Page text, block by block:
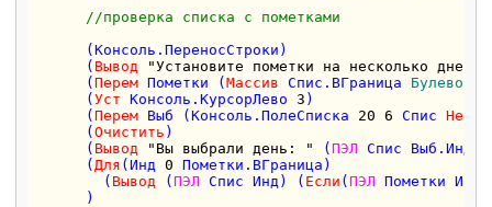
//проверка списка с пометками
      (Консоль.ПереносСтроки)
      (
Вывод
"Установите пометки на несколько дней
      (
Перем Пометки (Массив Спис.ВГраница Булево
      (
Уст Консоль.КурсорЛево 3 )
      (
Перем Выб (Консоль.ПолеСписка 20 6 Спис
      (
Очистить )
      (
Вывод "Вы выбрали день: " (ПЭЛ Спис
      (
Для (Инд 0 Пометки.ВГраница)
        (
Вывод (ПЭЛ Спис Инд) ( Если (ПЭЛ Пометки
      )